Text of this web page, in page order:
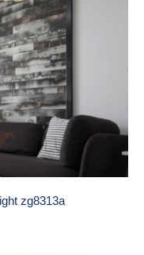
zg8313a